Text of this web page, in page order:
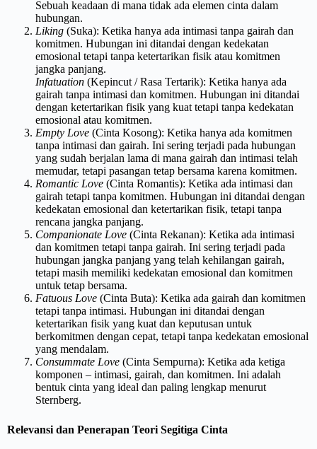
Sebuah keadaan di mana tidak ada elemen cinta dalam
hubungan.
Liking (Suka): Ketika hanya ada intimasi tanpa gairah dan
komitmen. Hubungan ini ditandai dengan kedekatan
emosional tetapi tanpa ketertarikan fisik atau komitmen
jangka panjang.
Infatuation (Kepincut / Rasa Tertarik): Ketika hanya ada
gairah tanpa intimasi dan komitmen. Hubungan ini ditandai
dengan ketertarikan fisik yang kuat tetapi tanpa kedekatan
emosional atau komitmen.
Empty Love (Cinta Kosong): Ketika hanya ada komitmen
tanpa intimasi dan gairah. Ini sering terjadi pada hubungan
yang sudah berjalan lama di mana gairah dan intimasi telah
memudar, tetapi pasangan tetap bersama karena komitmen.
Romantic Love (Cinta Romantis): Ketika ada intimasi dan
gairah tetapi tanpa komitmen. Hubungan ini ditandai dengan
kedekatan emosional dan ketertarikan fisik, tetapi tanpa
rencana jangka panjang.
Companionate Love (Cinta Rekanan): Ketika ada intimasi
dan komitmen tetapi tanpa gairah. Ini sering terjadi pada
hubungan jangka panjang yang telah kehilangan gairah,
tetapi masih memiliki kedekatan emosional dan komitmen
untuk tetap bersama.
Fatuous Love (Cinta Buta): Ketika ada gairah dan komitmen
tetapi tanpa intimasi. Hubungan ini ditandai dengan
ketertarikan fisik yang kuat dan keputusan untuk
berkomitmen dengan cepat, tetapi tanpa kedekatan emosional
yang mendalam.
Consummate Love (Cinta Sempurna): Ketika ada ketiga
komponen – intimasi, gairah, dan komitmen. Ini adalah
bentuk cinta yang ideal dan paling lengkap menurut
Sternberg.
Relevansi dan Penerapan Teori Segitiga Cinta